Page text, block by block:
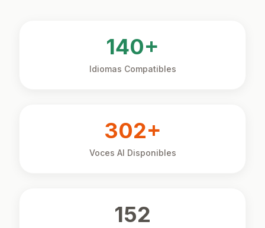
140+
Idiomas Compatibles
302+
Voces AI Disponibles
152